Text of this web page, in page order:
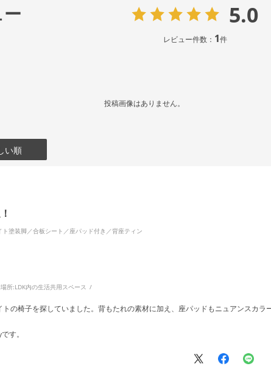
5.0
レビュー件数： 1件
投稿画像はありません。
い順
塗装脚／合板シート／座パッド付き／背座ティン
所:LDK内の生活共用スペース
の椅子を探していました。背もたれの素材に加え、座パッドもニュアンスカラ
す。